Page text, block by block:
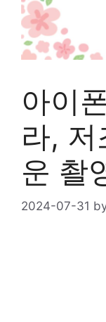
아이
라,
운 촬
2024-07-31